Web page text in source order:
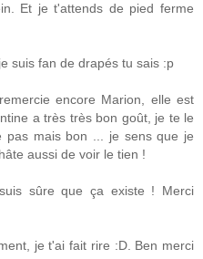
Et je t'attends de pied ferme
suis fan de drapés tu sais :p
encore Marion, elle est
a très très bon goût, je te le
pas mais bon ... je sens que je
aussi de voir le tien !
sûre que ça existe ! Merci
je t'ai fait rire :D. Ben merci